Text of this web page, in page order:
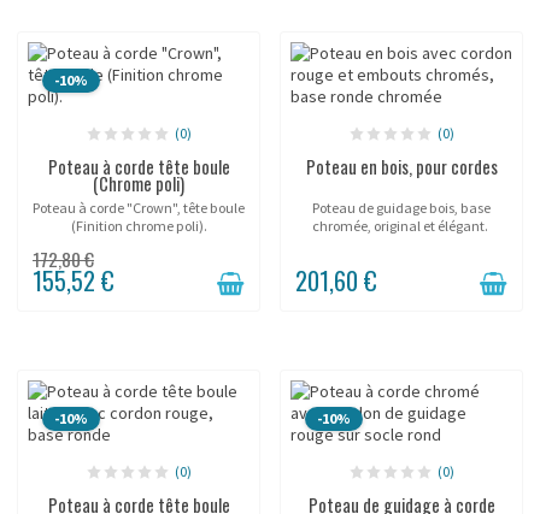
-10%
(0)
Poteau à corde tête boule
(Chrome poli)
Poteau à corde "Crown", tête boule
(Finition chrome poli).
172,80 €
155,52 €
(0)
Poteau en bois, pour cordes
Poteau de guidage bois, base
chromée, original et élégant.
201,60 €
-10%
(0)
Poteau à corde tête boule
-10%
(0)
Poteau de guidage à corde